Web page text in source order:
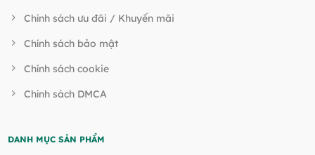
Chính sách ưu đãi / Khuyến mãi
Chính sách bảo mật
Chính sách cookie
Chính sách DMCA
DANH MỤC SẢN PHẨM